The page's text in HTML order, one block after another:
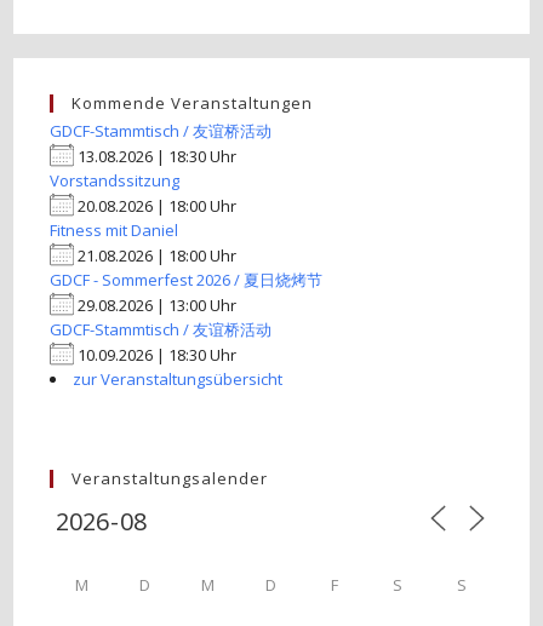
Kommende Veranstaltungen
GDCF-Stammtisch / 友谊桥活动
13.08.2026 | 18:30 Uhr
Vorstandssitzung
20.08.2026 | 18:00 Uhr
Fitness mit Daniel
21.08.2026 | 18:00 Uhr
GDCF - Sommerfest 2026 / 夏日烧烤节
29.08.2026 | 13:00 Uhr
GDCF-Stammtisch / 友谊桥活动
10.09.2026 | 18:30 Uhr
zur Veranstaltungsübersicht
Veranstaltungsalender
M D M D F S S